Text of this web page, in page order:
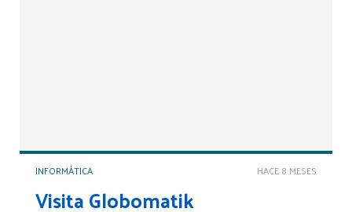
HACE 8 MESES
INFORMÁTICA
Visita Globomatik